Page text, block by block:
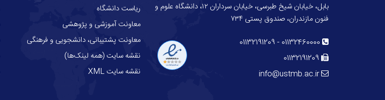
بابل، خیابان شیخ طبرسی، خیابان سرداران ۱۲، دانشگاه علوم و
فنون مازندران، صندوق پستی ۷۳۴
01132460000
-
01132191209
01132191209
info@ustmb.ac.ir
ریاست دانشگاه
معاونت آموزشی و پژوهشی
معاونت پشتیبانی، دانشجویی و فرهنگی
نقشه سایت (همه لینک‌ها)
نقشه سایت XML